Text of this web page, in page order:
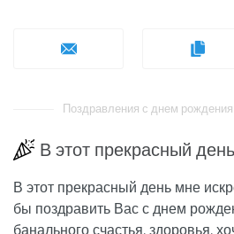
Поздравления с днем рождения
В этот прекрасный день
В этот прекрасный день мне
бы поздравить Вас с днем
банального счастья, здоровья,